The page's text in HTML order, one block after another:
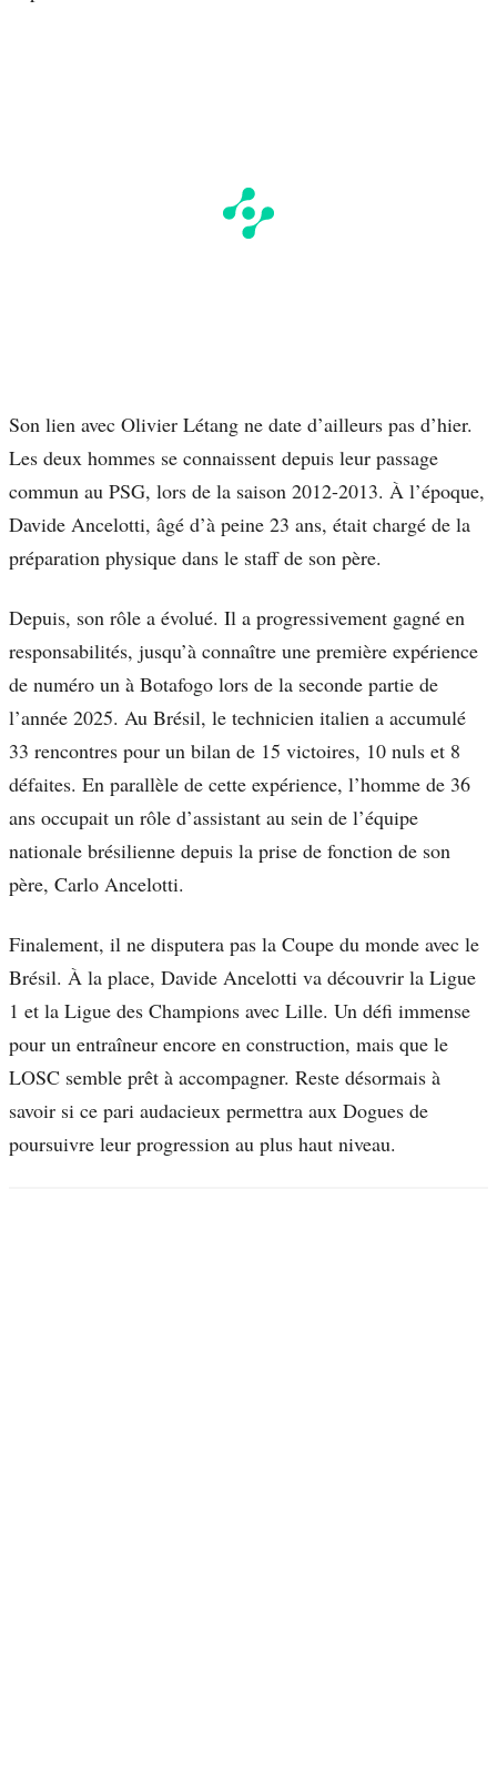
Son lien avec Olivier Létang ne date d’ailleurs pas d’hier.
Les deux hommes se connaissent depuis leur passage
commun au PSG, lors de la saison 2012-2013. À l’époque,
Davide Ancelotti, âgé d’à peine 23 ans, était chargé de la
préparation physique dans le staff de son père.
Depuis, son rôle a évolué. Il a progressivement gagné en
responsabilités, jusqu’à connaître une première expérience
de numéro un à Botafogo lors de la seconde partie de
l’année 2025. Au Brésil, le technicien italien a accumulé
33 rencontres pour un bilan de 15 victoires, 10 nuls et 8
défaites. En parallèle de cette expérience, l’homme de 36
ans occupait un rôle d’assistant au sein de l’équipe
nationale brésilienne depuis la prise de fonction de son
père, Carlo Ancelotti.
Finalement, il ne disputera pas la Coupe du monde avec le
Brésil. À la place, Davide Ancelotti va découvrir la Ligue
1 et la Ligue des Champions avec Lille. Un défi immense
pour un entraîneur encore en construction, mais que le
LOSC semble prêt à accompagner. Reste désormais à
savoir si ce pari audacieux permettra aux Dogues de
poursuivre leur progression au plus haut niveau.